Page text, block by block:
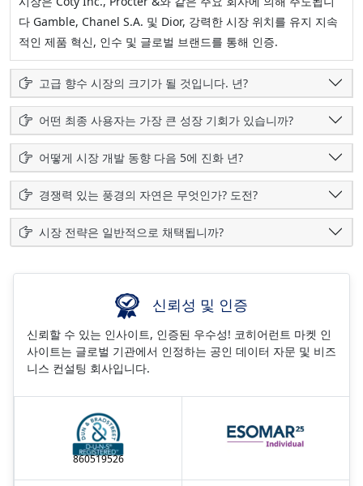
다 Gamble, Chanel S.A. 및 Dior, 강력한 시장 위치를 유지 지속
적인 제품 혁신, 인수 및 글로벌 브랜드를 통해 인증.
고급 향수 시장의 크기가 될 것입니다. 년?
어떤 최종 사용자는 가장 큰 성장 기회가 있습니까?
어떻게 시장 개발 동향 다음 5에 진화 년?
경쟁력 있는 풍경의 자연은 무엇인가? 도전?
시장 전략은 일반적으로 채택됩니까?
신뢰성 및 인증
신뢰할 수 있는 인사이트, 인증된 우수성! 코히어런트 마켓 인
사이트는 글로벌 기관에서 인정하는 공인 데이터 자문 및 비즈
니스 컨설팅 회사입니다.
860519526